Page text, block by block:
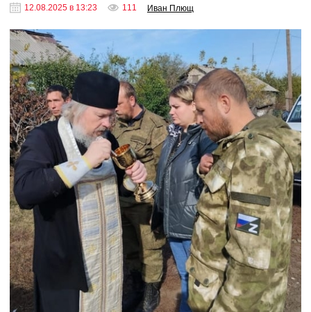
12.08.2025 в 13:23 111 Иван Плющ